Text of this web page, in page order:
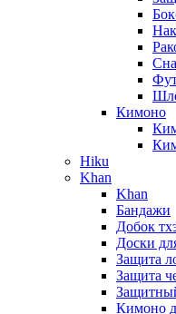
Кимоно
Hiku
Khan
Khan
Бандажи
Добок
Доски
Защита
Защита
Кимоно